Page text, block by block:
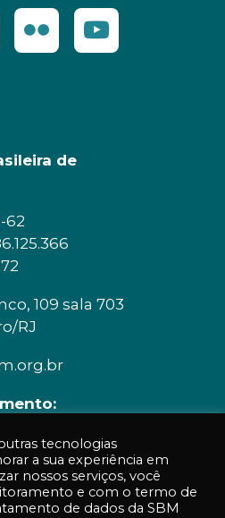
de
62
109 sala 703
RJ
tecnologias
a sua experiência em
nossos serviços, você
e com o termo de
de dados da SBM